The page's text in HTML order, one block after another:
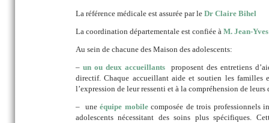
La référence médicale est assurée par le Dr Claire Bihel
La coordination départementale est confiée à M. Jean-
Au sein de chacune des Maison des adolescents:
– un ou deux accueillants proposent des entretiens
directif. Chaque accueillant aide et soutien les familles
l’expression de leur ressenti et à la compréhension de
– uneéquipe mobilecomposée de trois professionnels
adolescents nécessitant des soins plus spécifiques.